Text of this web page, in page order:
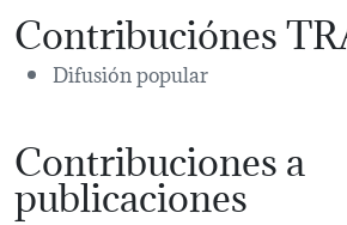
Contribuciónes
Difusión popular
Contribuciones a
publicaciones